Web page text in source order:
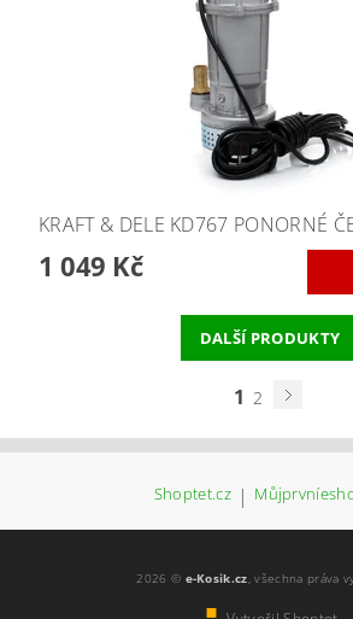
KRAFT & DELE KD767 PONORNÉ
1 049 Kč
DALŠÍ PRODUKTY
1 2
Shoptet.cz |
2026 © e-Kosik.cz, všechna práva